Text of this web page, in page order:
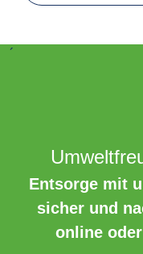
´
Entsorge mit
sicher und
online